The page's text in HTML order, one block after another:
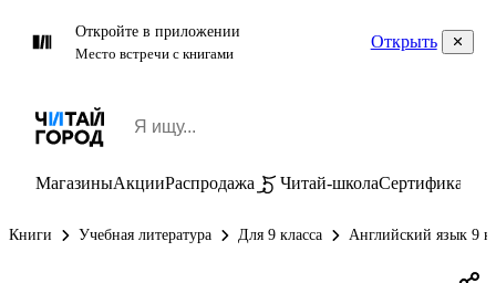
Откройте в приложении
Место встречи с книгами
Открыть
МагазиныАкцииРаспродажа Читай-школаСертификаты
Книги Учебная литература Для 9 класса Английский язык 9